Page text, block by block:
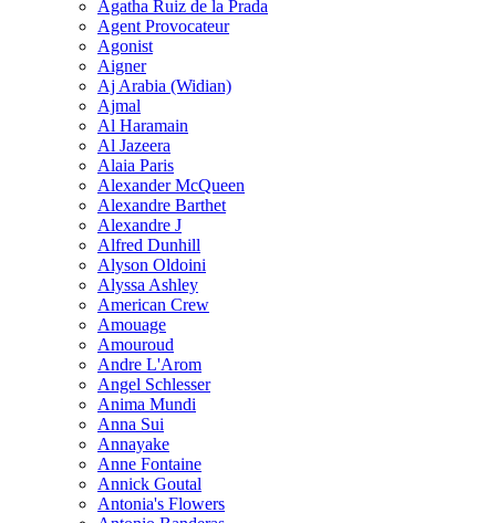
Agatha Ruiz de la Prada
Agent Provocateur
Agonist
Aigner
Aj Arabia (Widian)
Ajmal
Al Haramain
Al Jazeera
Alaia Paris
Alexander McQueen
Alexandre Barthet
Alexandre J
Alfred Dunhill
Alyson Oldoini
Alyssa Ashley
American Crew
Amouage
Amouroud
Andre L'Arom
Angel Schlesser
Anima Mundi
Anna Sui
Annayake
Anne Fontaine
Annick Goutal
Antonia's Flowers